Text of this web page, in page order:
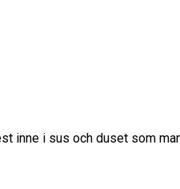
inne i sus och duset som